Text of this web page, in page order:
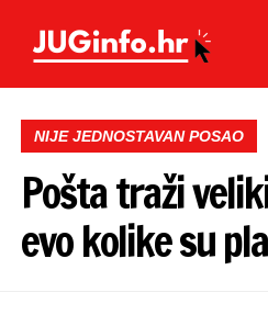
NIJE JEDNOSTAVAN POSAO
Pošta traži
evo kolike su